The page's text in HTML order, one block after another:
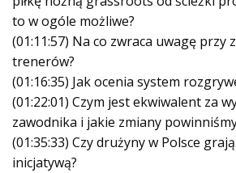
to w ogóle możliwe?
(01:11:57) Na co zwraca uwagę przy
trenerów?
(01:16:35) Jak ocenia system
(01:22:01) Czym jest ekwiwalent za
zawodnika i jakie zmiany
(01:35:33) Czy drużyny w Polsce
inicjatywą?